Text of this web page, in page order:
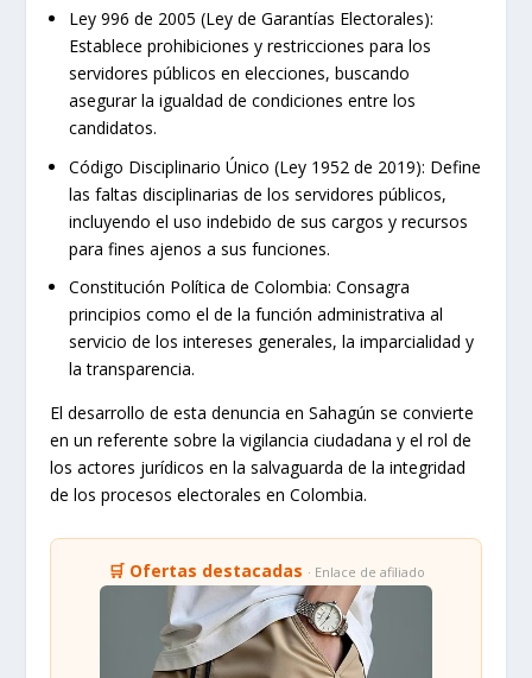
Ley 996 de 2005 (Ley de Garantías Electorales):
Establece prohibiciones y restricciones para los
servidores públicos en elecciones, buscando
asegurar la igualdad de condiciones entre los
candidatos.
Código Disciplinario Único (Ley 1952 de 2019): Define
las faltas disciplinarias de los servidores públicos,
incluyendo el uso indebido de sus cargos y recursos
para fines ajenos a sus funciones.
Constitución Política de Colombia: Consagra
principios como el de la función administrativa al
servicio de los intereses generales, la imparcialidad y
la transparencia.
El desarrollo de esta denuncia en Sahagún se convierte
en un referente sobre la vigilancia ciudadana y el rol de
los actores jurídicos en la salvaguarda de la integridad
de los procesos electorales en Colombia.
🛒 Ofertas destacadas · Enlace de afiliado